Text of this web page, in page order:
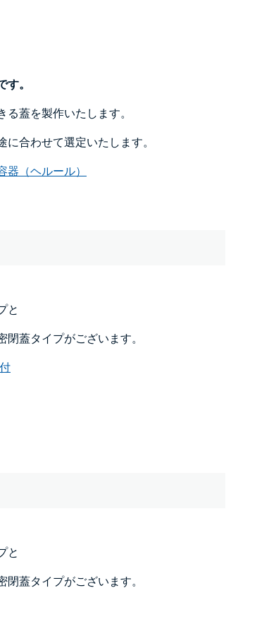
。
蓋を製作いたします。
合わせて選定いたします。
（ヘルール）
と
閉蓋タイプがございます。
と
蓋タイプがございます。